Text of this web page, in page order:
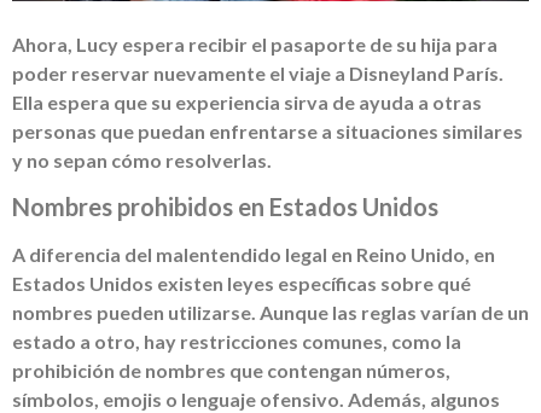
Ahora, Lucy espera recibir el pasaporte de su hija para
poder reservar nuevamente el viaje a Disneyland París.
Ella espera que su experiencia sirva de ayuda a otras
personas que puedan enfrentarse a situaciones similares
y no sepan cómo resolverlas.
Nombres prohibidos en Estados Unidos
A diferencia del malentendido legal en Reino Unido, en
Estados Unidos existen leyes específicas sobre qué
nombres pueden utilizarse. Aunque las reglas varían de un
estado a otro, hay restricciones comunes, como la
prohibición de nombres que contengan números,
símbolos, emojis o lenguaje ofensivo. Además, algunos